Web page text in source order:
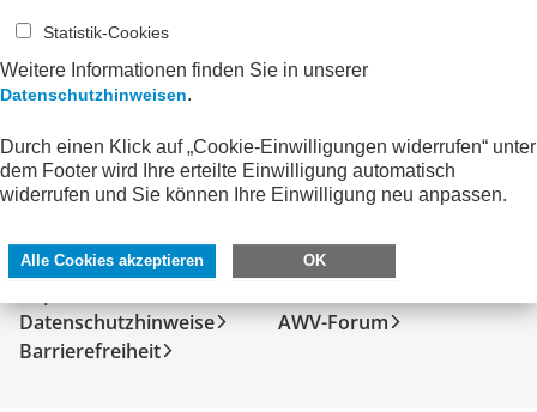
SERVICE
Kontakt
Datenschutzhinweise
Barrierefreiheit
DIREKT ZU
FeRD
AWV-Forum
Statistik-Cookies
Weitere Informationen finden Sie in unserer
Datenschutzhinweisen.
Durch einen Klick auf „Cookie-Einwilligungen widerrufen“ unter
dem Footer wird Ihre erteilte Einwilligung automatisch
widerrufen und Sie können Ihre Einwilligung neu anpassen.
Alle Cookies akzeptieren OK